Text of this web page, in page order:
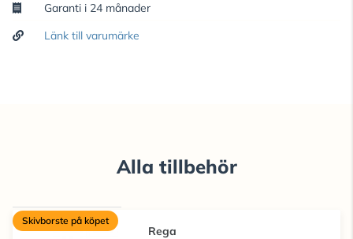
Garanti i 24 månader
Länk till varumärke
Alla tillbehör
Rega
Skivborste på köpet